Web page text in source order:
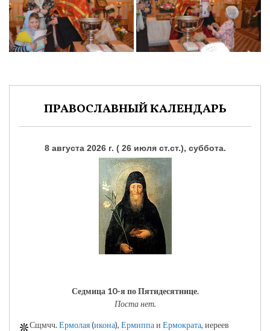
ПРАВОСЛАВНЫЙ КАЛЕНДАРЬ
8 августа 2026 г. ( 26 июля ст.ст.), суббота.
Седмица 10-я по Пятидесятнице.
Поста нет.
Сщмчч.Ермолая(икона), Ермиппаи Ермократа, иереев